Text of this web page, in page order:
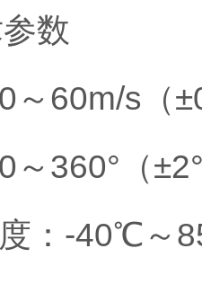
数
～60m/s（
～360°（
：-40℃～